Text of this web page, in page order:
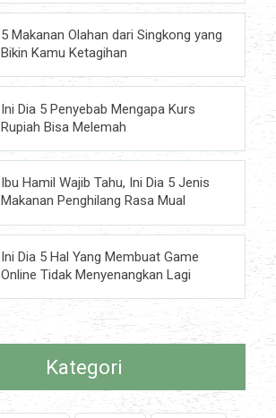
5 Makanan Olahan dari Singkong yang
Bikin Kamu Ketagihan
Ini Dia 5 Penyebab Mengapa Kurs
Rupiah Bisa Melemah
Ibu Hamil Wajib Tahu, Ini Dia 5 Jenis
Makanan Penghilang Rasa Mual
Ini Dia 5 Hal Yang Membuat Game
Online Tidak Menyenangkan Lagi
Kategori